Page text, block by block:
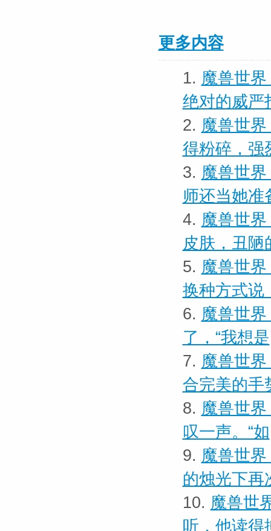
更多内容
1. 魔兽世
绝对的威严
2. 魔兽世
得粉碎，强
3. 魔兽世
师还当她准
4. 魔兽世
皮肤，丑陋
5. 魔兽世
换种方式说
6. 魔兽世
了，“我想是
7. 魔兽世
合完美的手
8. 魔兽世
叹一声。“如
9. 魔兽世
的烛光下再
10. 魔兽世
听，他读得